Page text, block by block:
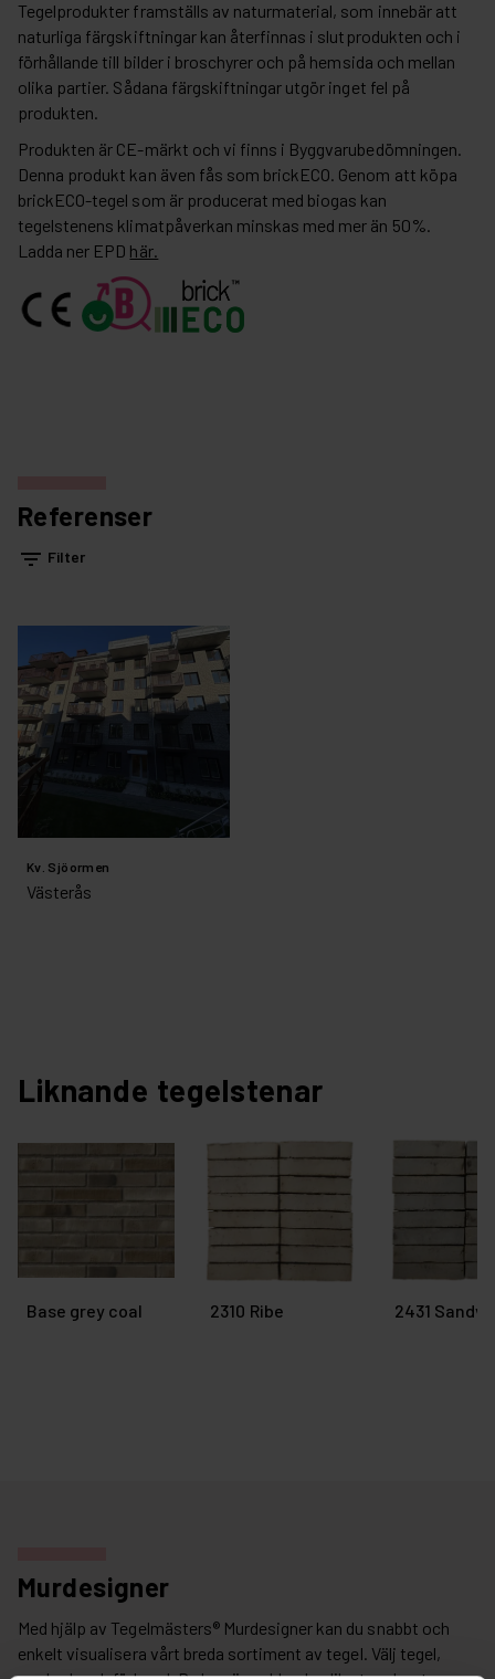
Tegelprodukter framställs av naturmaterial, som innebär att
naturliga färgskiftningar kan återfinnas i slutprodukten och i
förhållande till bilder i broschyrer och på hemsida och mellan
olika partier. Sådana färgskiftningar utgör inget fel på
produkten.
Produkten är CE-märkt och vi finns i Byggvarubedömningen.
Denna produkt kan även fås som brickECO. Genom att köpa
brickECO-tegel som är producerat med biogas kan
tegelstenens klimatpåverkan minskas med mer än 50%.
Ladda ner EPD här.
Referenser
filter_list Filter
Kv. Sjöormen
Västerås
Liknande tegelstenar
Base grey coal 2310 Ribe 2431
Murdesigner
Med hjälp av Tegelmästers® Murdesigner kan du snabbt och
enkelt visualisera vårt breda sortiment av tegel. Välj tegel,